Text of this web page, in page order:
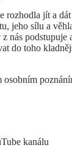
rozhodla jít a
jeho sílu a
nás podstupuje
do toho
osobním
kanálu